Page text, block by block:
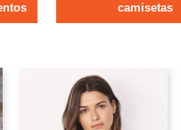
camisetas